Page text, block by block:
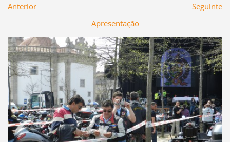
Anterior
Seguinte
Apresentação